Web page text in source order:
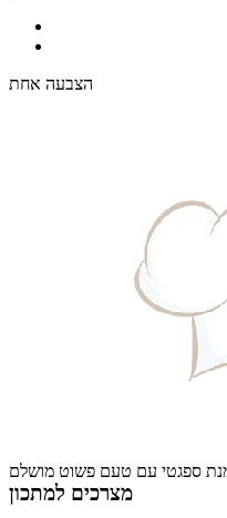
הצבעה אחת
ספגטי עם טעם פשוט מושלם
מצרכים למתכון